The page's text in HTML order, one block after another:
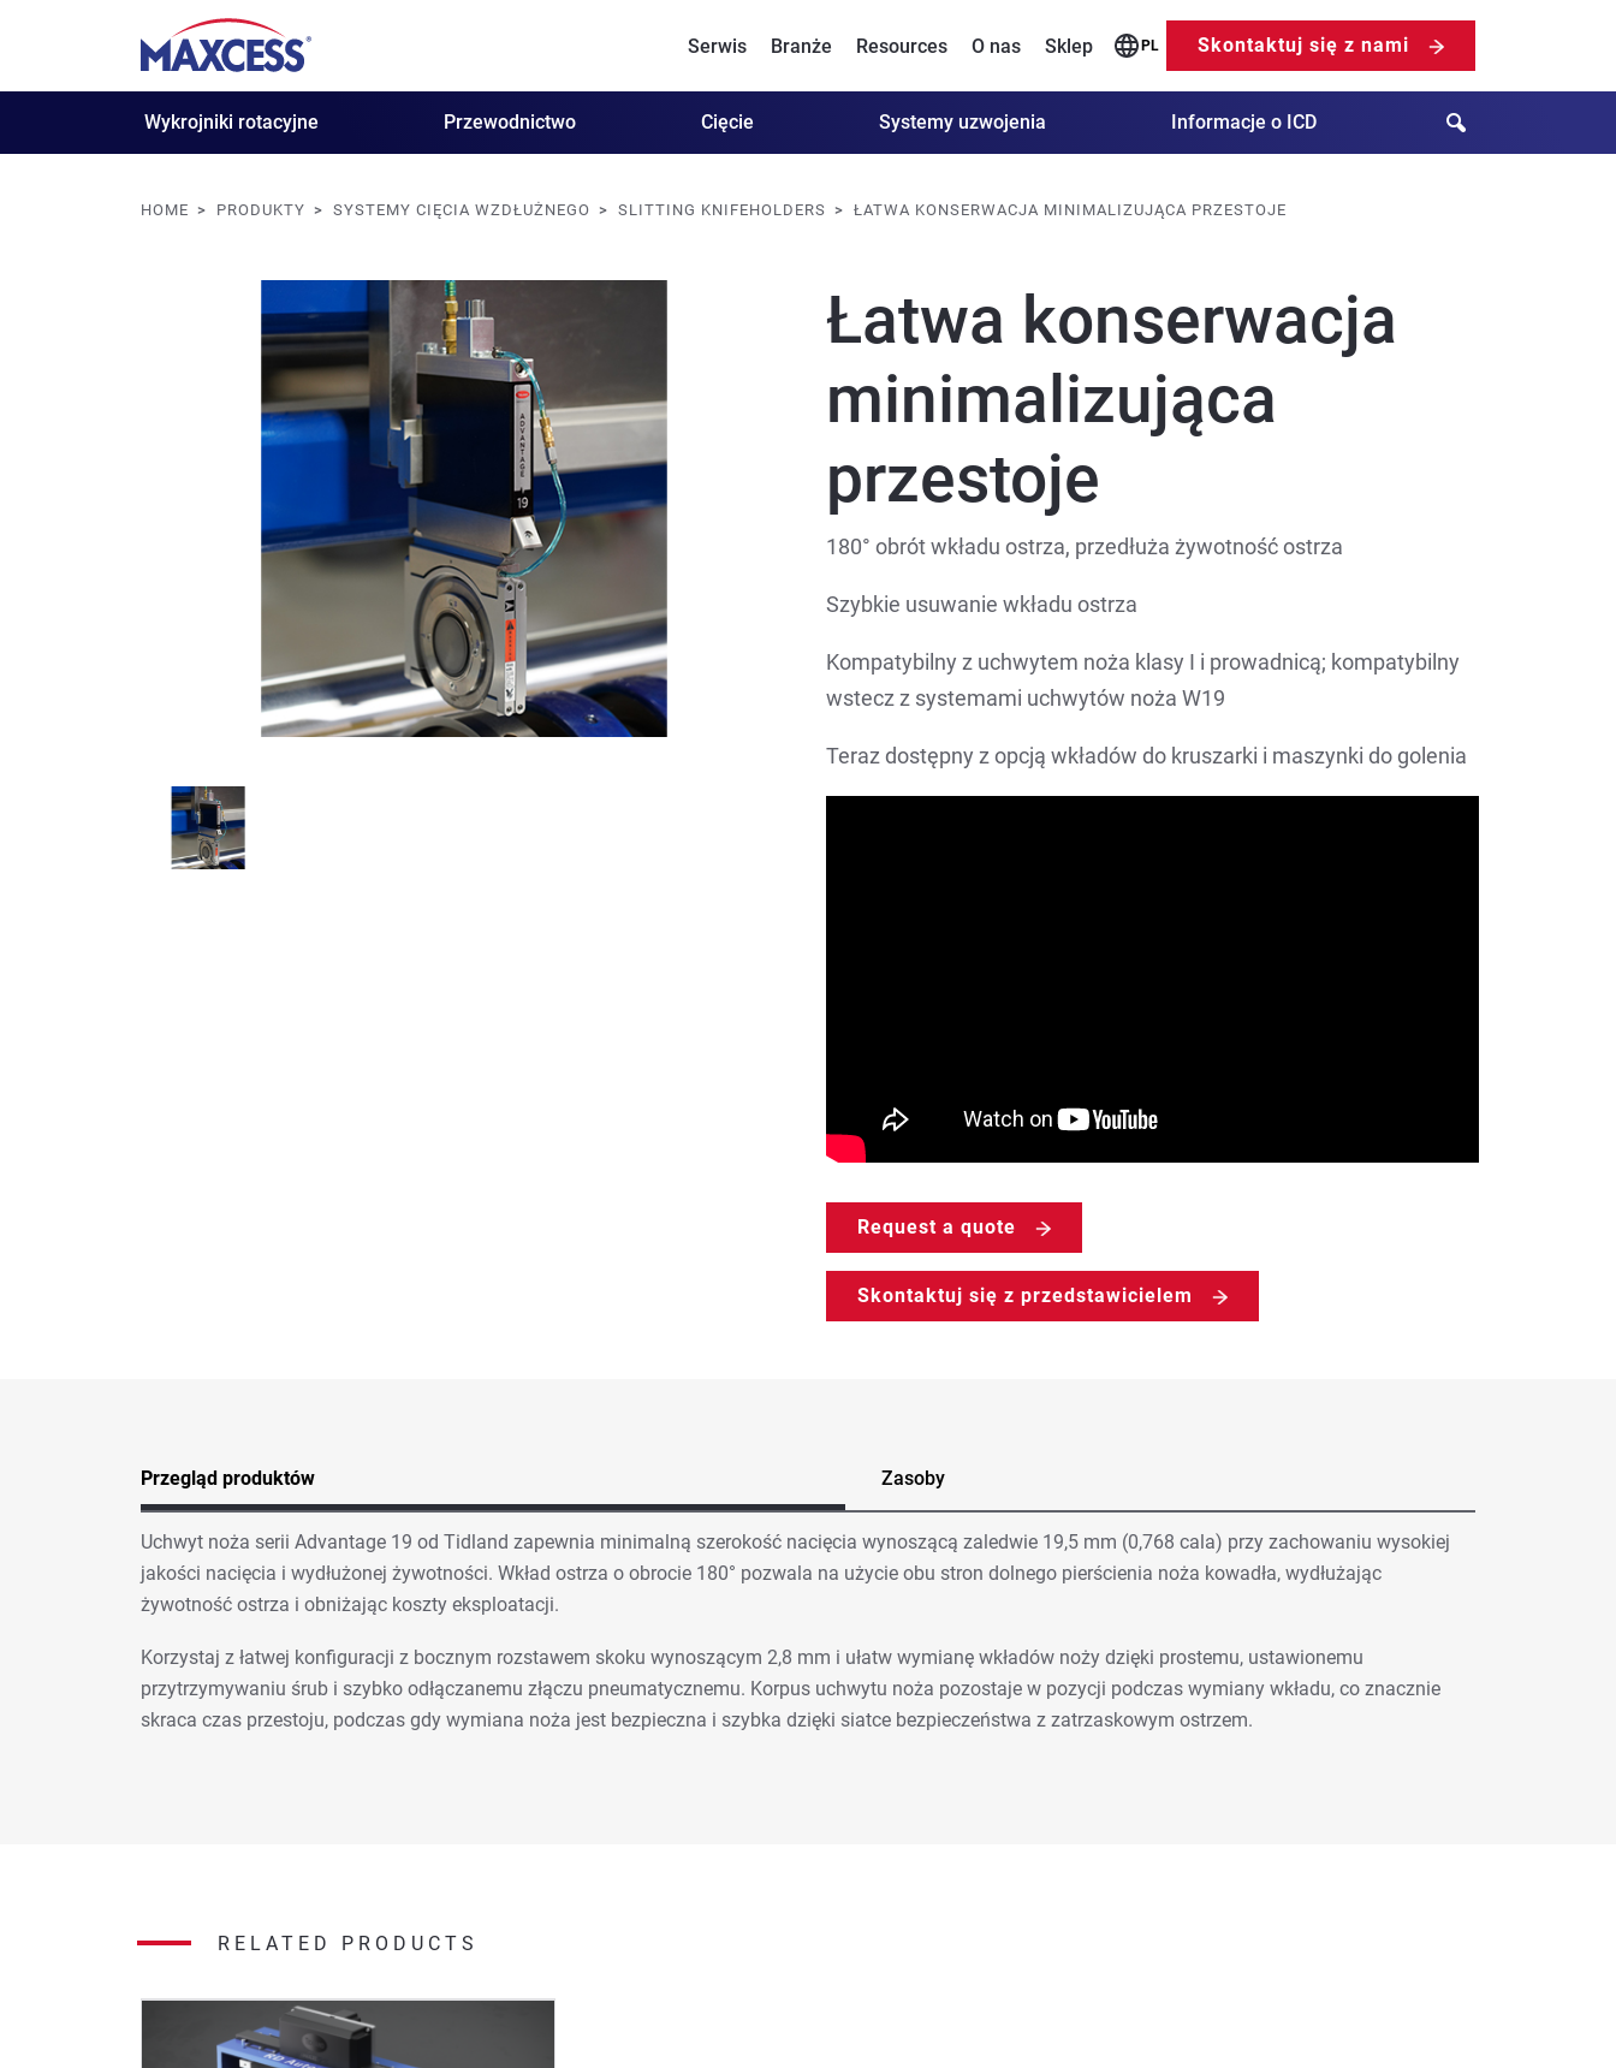
Serwis Branże Resources O nas Sklep PL Skontaktuj się z nami
Wykrojniki rotacyjne Przewodnictwo Cięcie Systemy uzwojenia Informacje o ICD Search
HOME PRODUKTY SYSTEMY CIĘCIA WZDŁUŻNEGO SLITTING KNIFEHOLDERS ŁATWA KONSERWACJA MINIMALIZUJĄCA PRZESTOJE
Łatwa konserwacja
minimalizująca
przestoje
180° obrót wkładu ostrza, przedłuża żywotność ostrza
Szybkie usuwanie wkładu ostrza
Kompatybilny z uchwytem noża klasy I i prowadnicą; kompatybilny
wstecz z systemami uchwytów noża W19
Teraz dostępny z opcją wkładów do kruszarki i maszynki do golenia
Request a quote
Skontaktuj się z przedstawicielem
Przegląd produktów Zasoby
Uchwyt noża serii Advantage 19 od Tidland zapewnia minimalną szerokość nacięcia wynoszącą zaledwie 19,5 mm (0,768 cala) przy zachowaniu wysokiej
jakości nacięcia i wydłużonej żywotności. Wkład ostrza o obrocie 180° pozwala na użycie obu stron dolnego pierścienia noża kowadła, wydłużając
żywotność ostrza i obniżając koszty eksploatacji.
Korzystaj z łatwej konfiguracji z bocznym rozstawem skoku wynoszącym 2,8 mm i ułatw wymianę wkładów noży dzięki prostemu, ustawionemu
przytrzymywaniu śrub i szybko odłączanemu złączu pneumatycznemu. Korpus uchwytu noża pozostaje w pozycji podczas wymiany wkładu, co znacznie
skraca czas przestoju, podczas gdy wymiana noża jest bezpieczna i szybka dzięki siatce bezpieczeństwa z zatrzaskowym ostrzem.
RELATED PRODUCTS